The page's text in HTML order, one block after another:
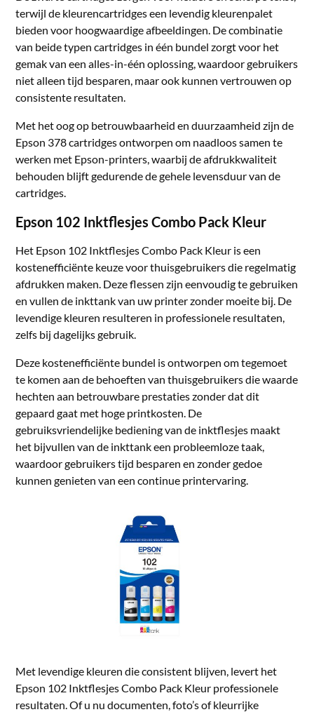
terwijl de kleurencartridges een levendig kleurenpalet
bieden voor hoogwaardige afbeeldingen. De combinatie
van beide typen cartridges in één bundel zorgt voor het
gemak van een alles-in-één oplossing, waardoor gebruikers
niet alleen tijd besparen, maar ook kunnen vertrouwen op
consistente resultaten.
Met het oog op betrouwbaarheid en duurzaamheid zijn de
Epson 378 cartridges ontworpen om naadloos samen te
werken met Epson-printers, waarbij de afdrukkwaliteit
behouden blijft gedurende de gehele levensduur van de
cartridges.
Epson 102 Inktflesjes Combo Pack Kleur
Het Epson 102 Inktflesjes Combo Pack Kleur is een
kostenefficiënte keuze voor thuisgebruikers die regelmatig
afdrukken maken. Deze flessen zijn eenvoudig te gebruiken
en vullen de inkttank van uw printer zonder moeite bij. De
levendige kleuren resulteren in professionele resultaten,
zelfs bij dagelijks gebruik.
Deze kostenefficiënte bundel is ontworpen om tegemoet
te komen aan de behoeften van thuisgebruikers die waarde
hechten aan betrouwbare prestaties zonder dat dit
gepaard gaat met hoge printkosten. De
gebruiksvriendelijke bediening van de inktflesjes maakt
het bijvullen van de inkttank een probleemloze taak,
waardoor gebruikers tijd besparen en zonder gedoe
kunnen genieten van een continue printervaring.
Met levendige kleuren die consistent blijven, levert het
Epson 102 Inktflesjes Combo Pack Kleur professionele
resultaten. Of u nu documenten, foto’s of kleurrijke